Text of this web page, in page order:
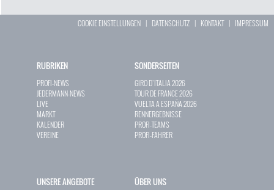
COOKIE EINSTELLUNGEN | DATENSCHUTZ | KONTAKT| IMPRESSUM
RUBRIKEN
PROFI-NEWS
JEDERMANN-NEWS
LIVE
MARKT
KALENDER
VEREINE
SONDERSEITEN
GIRO D`ITALIA 2026
TOUR DE FRANCE 2026
VUELTA A ESPAÑA 2026
RENNERGEBNISSE
PROFI-TEAMS
PROFI-FAHRER
UNSERE ANGEBOTE ÜBER UNS